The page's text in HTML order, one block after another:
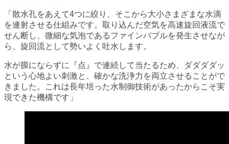
「散水孔をあえて4つに絞り、そこから大小さまざまな水滴
を連射させる仕組みです。取り込んだ空気を高速旋回液流で
せん断し、微細な気泡であるファインバブルを発生させなが
ら、旋回流として勢いよく吐水します。
水が膜にならずに『点』で連続して当たるため、ダダダダッ
という心地よい刺激と、確かな洗浄力を両立させることがで
きました。これは長年培った水制御技術があったからこそ実
現できた機構です」